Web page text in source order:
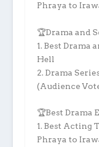
Phraya to
🏆Drama and
1. Best Drama
Hell
2. Drama
(Audience
🏆Best Drama
1. Best Acting
Phraya to